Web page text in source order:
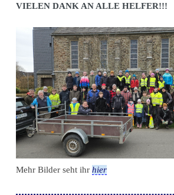
VIELEN DANK AN ALLE HELFER!!!
Mehr Bilder seht ihr hier